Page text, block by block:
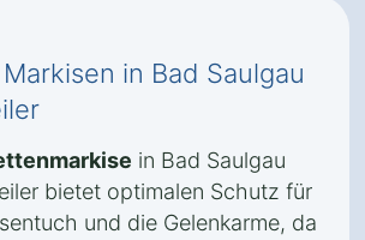
in Bad Saulgau
in Bad Saulgau
bietet optimalen Schutz für
und die Gelenkarme, da